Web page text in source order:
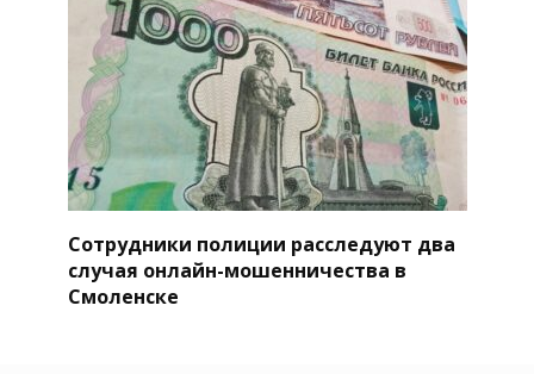
Сотрудники полиции расследуют два
случая онлайн-мошенничества в
Смоленске